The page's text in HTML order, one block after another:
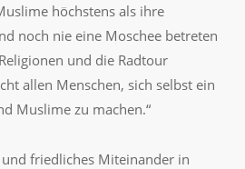
höchstens als ihre
noch nie eine Moschee betreten
und die Radtour
allen Menschen, sich selbst ein
Muslime zu machen.“
friedliches Miteinander in